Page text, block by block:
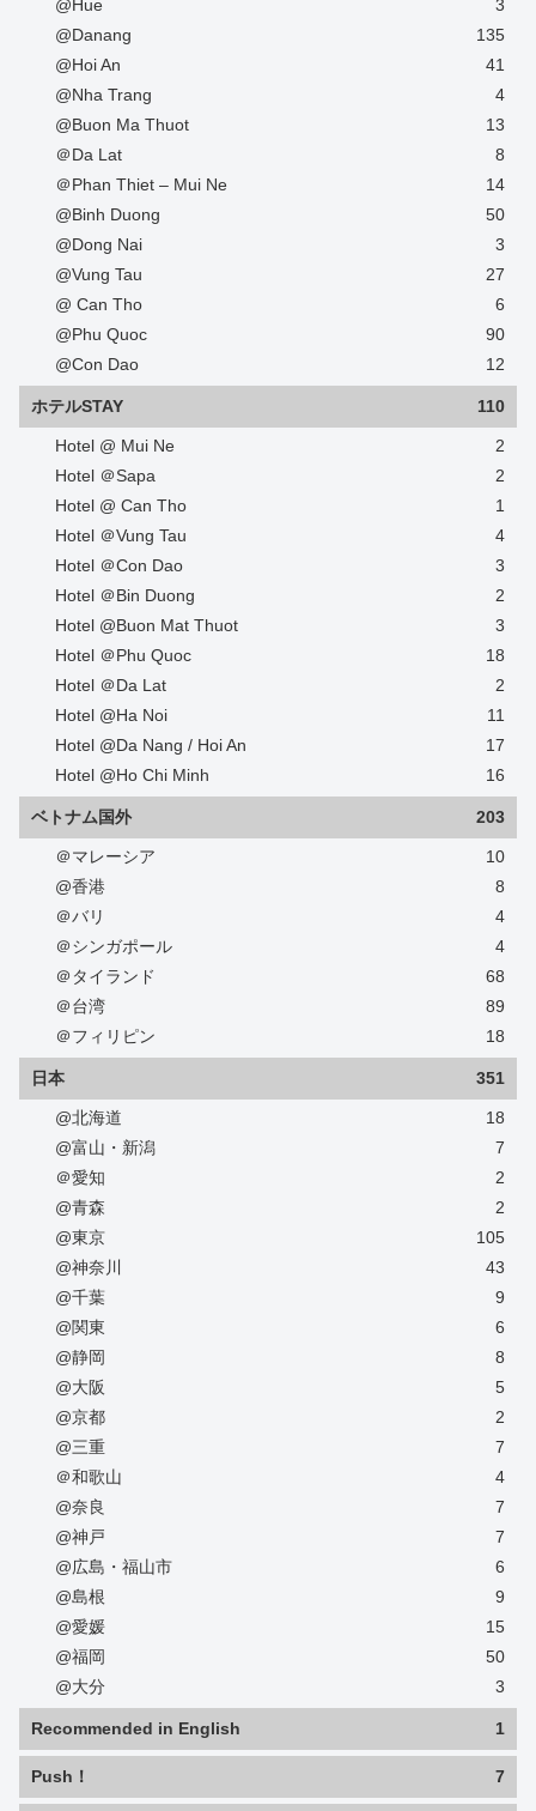
@Hue
3
@Danang
135
@Hoi An
41
@Nha Trang
4
@Buon Ma Thuot
13
＠Da Lat
8
＠Phan Thiet – Mui Ne
14
@Binh Duong
50
@Dong Nai
3
@Vung Tau
27
@ Can Tho
6
@Phu Quoc
90
@Con Dao
12
ホテルSTAY 110
Hotel @ Mui Ne
2
Hotel ＠Sapa
2
Hotel @ Can Tho
1
Hotel ＠Vung Tau
4
Hotel ＠Con Dao
3
Hotel ＠Bin Duong
2
Hotel @Buon Mat Thuot
3
Hotel ＠Phu Quoc
18
Hotel ＠Da Lat
2
Hotel @Ha Noi
11
Hotel @Da Nang / Hoi An
17
Hotel @Ho Chi Minh
16
ベトナム国外 203
＠マレーシア
10
@香港
8
＠バリ
4
＠シンガポール
4
＠タイランド
68
＠台湾
89
＠フィリピン
18
日本 351
@北海道
18
@富山・新潟
7
＠愛知
2
@青森
2
@東京
105
@神奈川
43
@千葉
9
@関東
6
@静岡
8
@大阪
5
@京都
2
@三重
7
＠和歌山
4
@奈良
7
@神戸
7
@広島・福山市
6
@島根
9
@愛媛
15
@福岡
50
@大分
3
Recommended in English 1
Push！ 7